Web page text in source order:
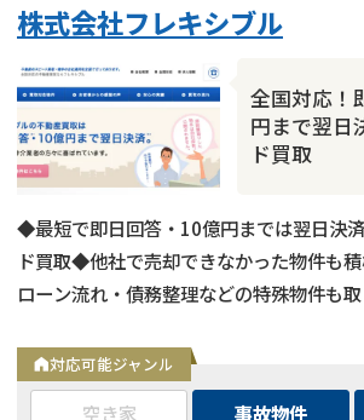
株式会社フレキシブル
全国対応！
円まで翌日
ド買取
◆最短で即日回答・10億円までは翌日決
ド買取◆他社で売却できなかった物件も
ローン流れ・債務整理などの特殊物件も
対応可能ジャンル
空き家 事故物件